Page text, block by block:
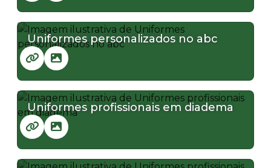
Uniformes personalizados no abc
Uniformes profissionais em diadema